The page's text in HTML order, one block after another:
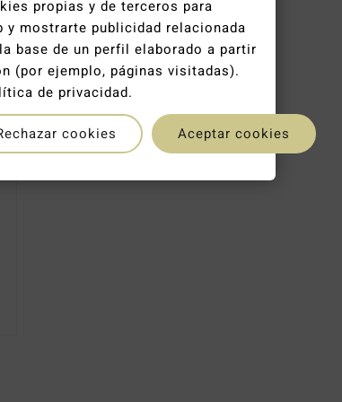
propias y de terceros para
mostrarte publicidad relacionada
base de un perfil elaborado a partir
(por ejemplo, páginas visitadas).
de privacidad.
cookies Aceptar cookies